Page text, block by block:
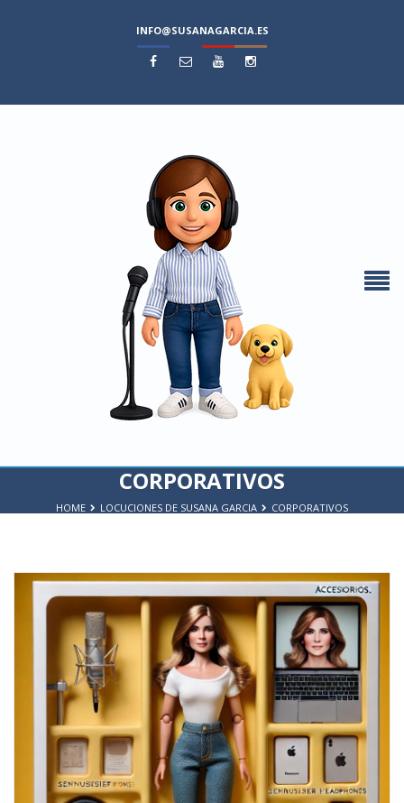
INFO@SUSANAGARCIA.ES
   
CORPORATIVOS
HOME LOCUCIONES DE SUSANA GARCIA CORPORATIVOS